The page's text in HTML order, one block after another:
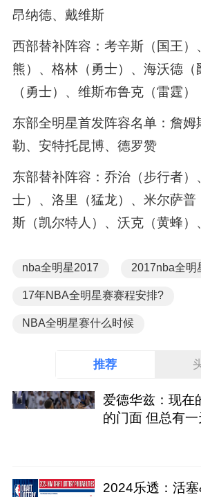
昂纳德、戴维斯
西部替补阵容：考辛斯（国王）
熊）、格林（勇士）、海沃德（
（勇士）、维斯布鲁克（雷霆）
东部全明星首发阵容名单：詹姆
勒、安特托昆博、德罗赞
东部替补阵容：乔治（步行者）
士）、洛里（猛龙）、米尔萨普
斯（凯尔特人）、沃克（黄蜂）
nba全明星2017 2017nba全明
17年NBA全明星赛赛程安排?
NBA全明星赛什么时候
推荐
爱德华兹：现在
的门面 但总有
2024乐透：活